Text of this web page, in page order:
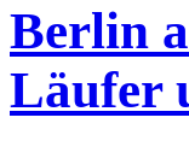
Berlin
Läufer